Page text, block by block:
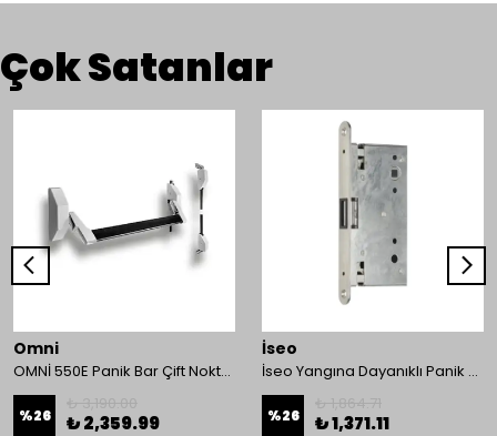
Çok Satanlar
Omni
OMNİ 550E Panik Bar Çift Nokta Yüzey Tip
%26 ₺ 2,359.99
İseo
İseo Yangına Dayanıklı Panik Fonksiyonlu Pasif Kanat İçin Gömme Kilit
%26 ₺ 1,371.11